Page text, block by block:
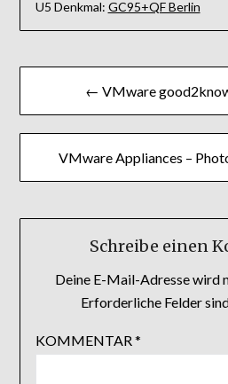
U5 Denkmal: GC95+QF Berlin
Beitragsnavigation
← VMware
VMware Appliances –
Schreibe einen
Deine E-Mail-Adresse wird
Erforderliche Felder
KOMMENTAR*